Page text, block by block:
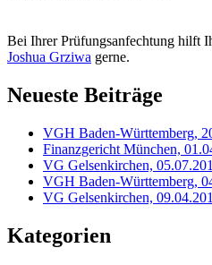
Bei Ihrer Prüfungsanfechtung hilft
Joshua Grziwa gerne.
Neueste Beiträge
VGH Baden-Württemberg,
Finanzgericht München,
VG Gelsenkirchen,
VGH Baden-Württemberg,
VG Gelsenkirchen,
Kategorien